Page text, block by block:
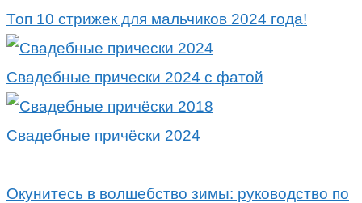
Топ 10 стрижек для мальчиков 2024 года!
Свадебные прически 2024 с фатой
Свадебные причёски 2024
Окунитесь в волшебство зимы: руководство по